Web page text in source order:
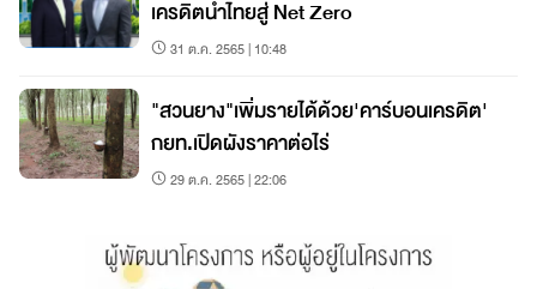
เครดิตนำไทยสู่ Net Zero
31 ต.ค. 2565 | 10:48
"สวนยาง"เพิ่มรายได้ด้วย'คาร์บอนเครดิต'
กยท.เปิดผังราคาต่อไร่
29 ต.ค. 2565 | 22:06